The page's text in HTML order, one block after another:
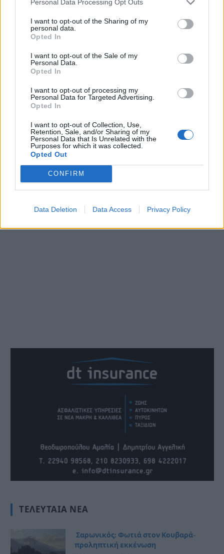
Personal Data Processing Opt Outs
I want to opt-out of the Sharing of my
personal data.
Opted In
I want to opt-out of the Sale of my
Personal Data.
Opted In
I want to opt-out of processing my
Personal Data for Targeted Advertising.
Opted In
I want to opt-out of Collection, Use,
Retention, Sale, and/or Sharing of my
Personal Data that Is Unrelated with the
Purposes for which it was collected.
Opted Out
CONFIRM
Data Deletion Data Access Privacy Policy
Ευχαριστώ ιδιαίτερα τον συνεργάτη του Υπουργού
Προστασίας του Πολίτη, τον κ. Γεώργιο Γαλιατσό, για
την άμεση συνεργασία. Κατά τη συνεδρίαση
συζητήθηκαν ουσιαστικές προτάσεις που θα
σχεδιασμό ασφάλειας στην περιοχή μας.
Ο Δήμος Σαρωνικού θα συνεχίσει να ενεργεί με
σοβαρότητα και να διεκδικεί τις λύσεις που
απαιτούνται για την ασφάλεια όλων μας.
Με καθημερινή ευθύνη, πάμε μπροστά.
ΤΕΛΕΥΤΑΊΑ ΝΈΑ
Σαρωνικός: Φωτιά στον Κουβαρά-
προληπτική εκκένωση